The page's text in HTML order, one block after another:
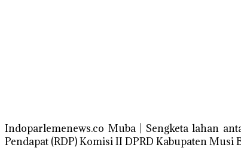
Indoparlemenews.co Muba | Sengketa lahan
Pendapat (RDP) Komisi II DPRD Kabupaten